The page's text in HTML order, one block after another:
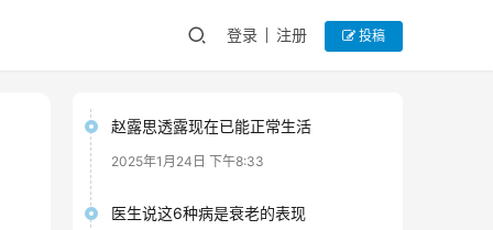
登录 注册 投稿
赵露思透露现在已能正常生活
2025年1月24日 下午8:33
医生说这6种病是衰老的表现